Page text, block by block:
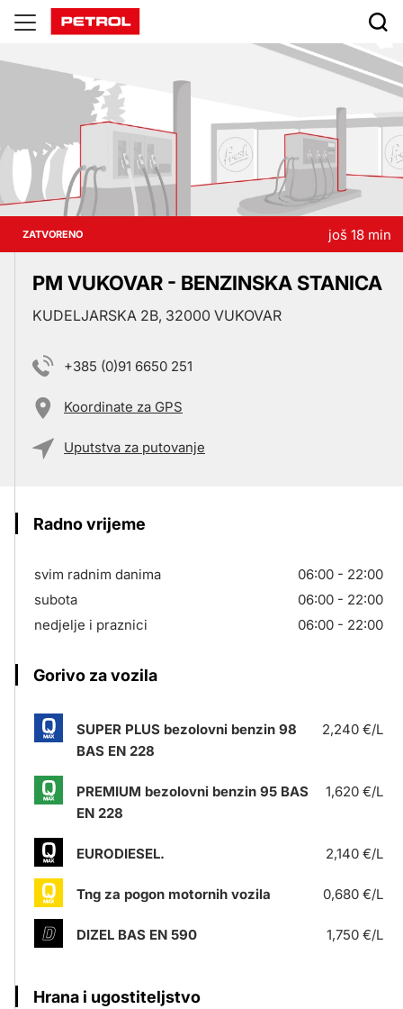
Prodajna
mjesta
ZATVORENO još 18 min
PM VUKOVAR - BENZINSKA STANICA
KUDELJARSKA 2B, 32000 VUKOVAR
+385 (0)91 6650 251
Koordinate za GPS
Uputstva za putovanje
Radno vrijeme
svim radnim danima
06:00 - 22:00
subota
06:00 - 22:00
nedjelje i praznici
06:00 - 22:00
Gorivo za vozila
SUPER PLUS bezolovni benzin 98
BAS EN 228
2,240 €/L
PREMIUM bezolovni benzin 95 BAS
EN 228
1,620 €/L
EURODIESEL. 2,140 €/L
Tng za pogon motornih vozila 0,680 €/L
DIZEL BAS EN 590 1,750 €/L
Hrana i ugostiteljstvo